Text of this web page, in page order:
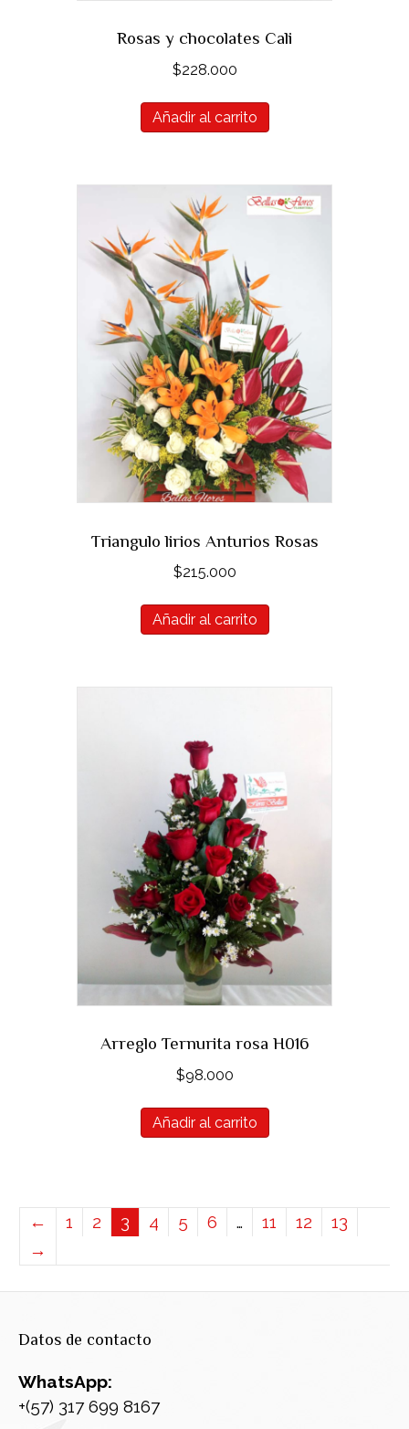
Rosas y chocolates Cali
$228.000
Añadir al carrito
Triangulo lirios Anturios Rosas
$215.000
Añadir al carrito
Arreglo Ternurita rosa H016
$98.000
Añadir al carrito
← 1 2 3 4 5 6 … 11 12
13
→
Datos de contacto
WhatsApp:
+(57) 317 699 8167